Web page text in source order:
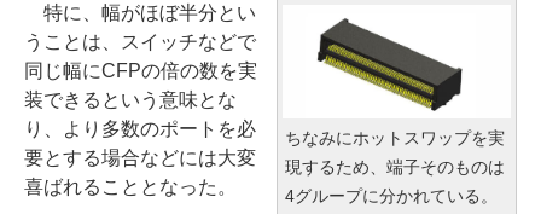
ちなみにホットスワップを実
現するため、端子そのものは
4グループに分かれている。
特に、幅がほぼ半分とい
うことは、スイッチなどで
同じ幅にCFPの倍の数を実
装できるという意味とな
り、より多数のポートを必
要とする場合などには大変
喜ばれることとなった。